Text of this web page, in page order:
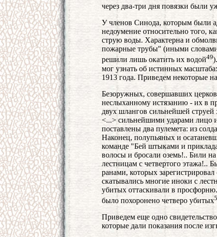
через два-три дня повязки были
У членов Синода, которым были
недоумение относительно того,
струю воды. Характерна и
пожарные трубы" (иными
решили лишь окатить их водой49
мог узнать об истинных
1913 года. Приведем некоторые
Безоружных, совершавших
неслыханному истязанию - их в
двух шлангов сильнейшей
<...> сильнейшими ударами лицо
поставлены два пулемета: из
Наконец, полупьяных и
команде "Бей штыками и
волосы и бросали оземь!.. Били
лестницам с четвертого этажа!..
ранами, которых
скатывались многие иноки с
убитых оттаскивали в
было похоронено четверо убитых
Приведем еще одно
которые дали показания после